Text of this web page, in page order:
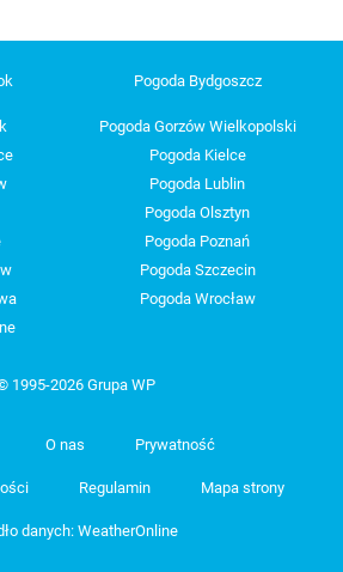
Pogoda Bydgoszcz
Pogoda Gorzów Wielkopolski
Pogoda Kielce
Pogoda Lublin
Pogoda Olsztyn
Pogoda Poznań
Pogoda Szczecin
Pogoda Wrocław
1995-2026 Grupa WP
O nas Prywatność
Regulamin Mapa strony
danych: WeatherOnline